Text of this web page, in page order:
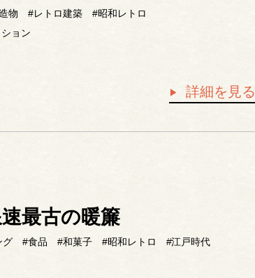
物 #レトロ建築
#昭和レトロ
ョン
詳細を見る
最古の暖簾
グ #食品 #和菓子 #昭和レトロ
#江戸時代